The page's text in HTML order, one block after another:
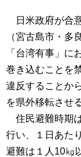
日米政府が合
（宮古島市・多
「台湾有事」に
巻き込むことを
違反することか
を県外移転させ
住民避難時期
行い、１日あた
避難は１人10㎏